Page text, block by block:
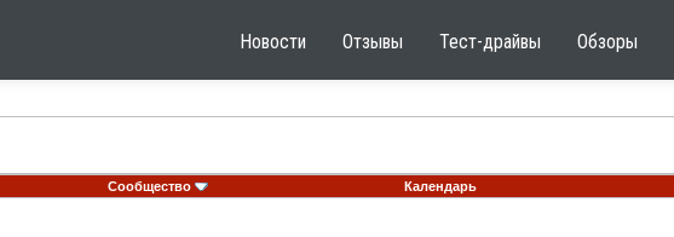
Новости Отзывы Тест-драйвы Обзоры
Сообщество Календарь